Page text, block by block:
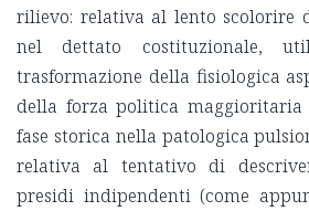
rilievo: relativa al lento scolorire
nel dettato costituzionale,
trasformazione della fisiologica
della forza politica
fase storica nella patologica
relativa al tentativo di
presidi indipendenti (come